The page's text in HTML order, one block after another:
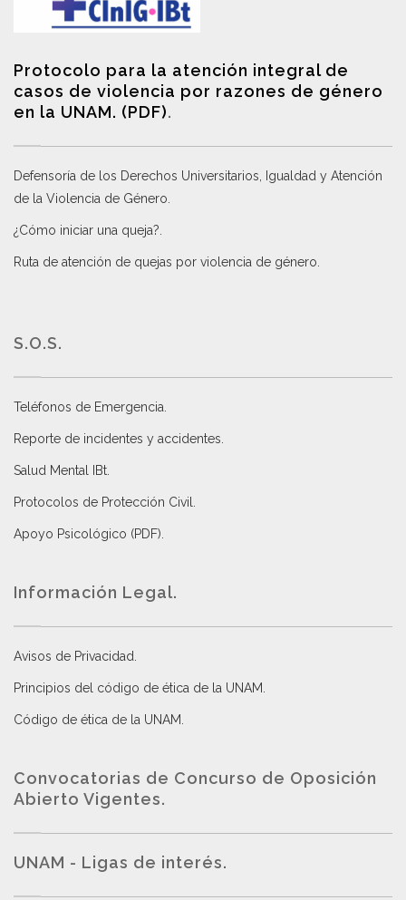
Protocolo para la atención integral de
casos de violencia por razones de género
en la UNAM. (PDF).
Defensoría de los Derechos Universitarios, Igualdad y Atención
de la Violencia de Género.
¿Cómo iniciar una queja?.
Ruta de atención de quejas por violencia de género.
S.O.S.
Teléfonos de Emergencia.
Reporte de incidentes y accidentes.
Salud Mental IBt.
Protocolos de Protección Civil.
Apoyo Psicológico (PDF).
Información Legal.
Avisos de Privacidad.
Principios del código de ética de la UNAM.
Código de ética de la UNAM.
Convocatorias de Concurso de Oposición
Abierto Vigentes.
UNAM - Ligas de interés.